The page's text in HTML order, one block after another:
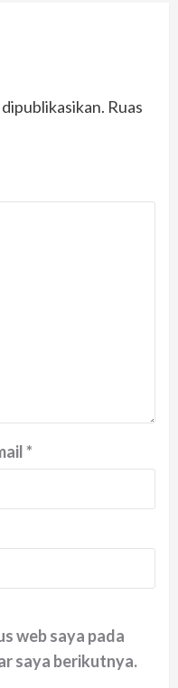
Ruas
*
web saya pada
saya berikutnya.